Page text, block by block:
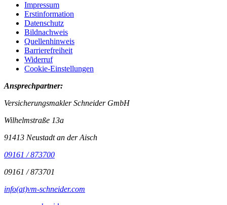
Impressum
Erstinformation
Datenschutz
Bildnachweis
Quellenhinweis
Barrierefreiheit
Widerruf
Cookie-Einstellungen
Ansprechpartner:
Versicherungsmakler Schneider GmbH
Wilhelmstraße 13a
91413 Neustadt an der Aisch
09161 / 873700
09161 / 873701
info(at)vm-schneider.com